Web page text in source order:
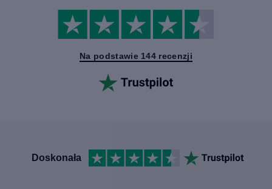
Na podstawie 144 recenzji
Doskonała